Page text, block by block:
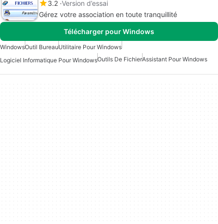
3.2 Version d’essai
Gérez votre association en toute tranquillité
Télécharger pour Windows
WindowsOutil BureauUtilitaire Pour Windows
Logiciel Informatique Pour WindowsOutils De FichierAssistant Pour Windows